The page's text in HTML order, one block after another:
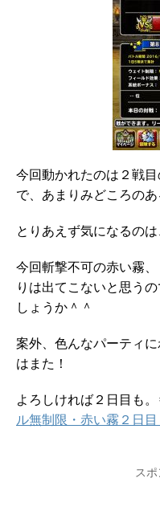
今回動かれたのは２戦
で、あまりみどころの
とりあえず気になるの
今回斬撃不可の赤い霧
りは出てこないと思う
しょうか＾＾
案外、色んなパーティ
はまた！
よろしければ２日目も
ル無制限・赤い霧２日
スポ